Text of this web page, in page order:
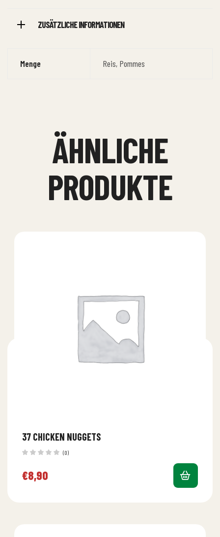
ZUSÄTZLICHE INFORMATIONEN
Menge Reis, Pommes
ÄHNLICHE
PRODUKTE
37 CHICKEN NUGGETS
(0)
€8,90